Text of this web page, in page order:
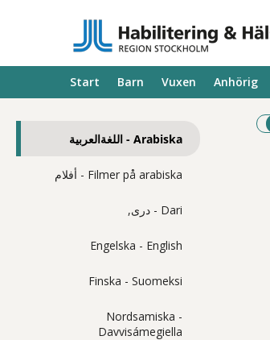
Start Barn Vuxen Anhörig
Arabiska - اللغةالعربية
Filmer på arabiska - أفلام
Dari - دری,
Engelska - English
Finska - Suomeksi
Nordsamiska -
Davvisámegiella